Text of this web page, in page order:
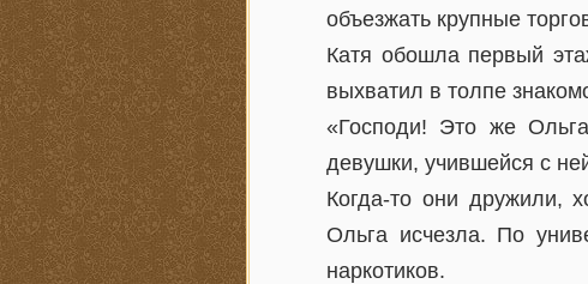
объезжать крупные
Катя обошла первый
выхватил в толпе
«Господи! Это же
девушки, учившейся с
Когда-то они дружили,
Ольга исчезла. По
наркотиков.